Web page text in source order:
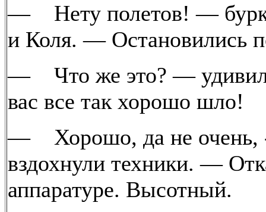
— Нету полетов! —
и Коля. — Остановились
— Что же это? —
вас все так хорошо шло!
— Хорошо, да не очень,
вздохнули техники. —
аппаратуре. Высотный.